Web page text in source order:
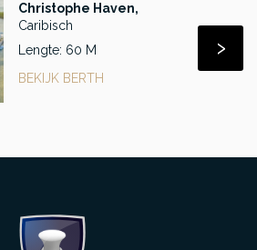
Christophe Haven,
Caribisch
Lengte: 60 M
BEKIJK BERTH
›